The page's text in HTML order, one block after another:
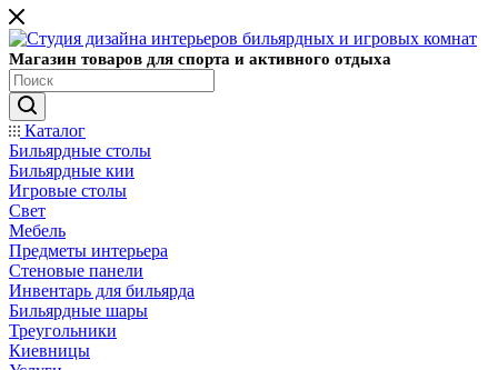
Магазин товаров для спорта и активного отдыха
Каталог
Бильярдные столы
Бильярдные кии
Игровые столы
Свет
Мебель
Предметы интерьера
Стеновые панели
Инвентарь для бильярда
Бильярдные шары
Треугольники
Киевницы